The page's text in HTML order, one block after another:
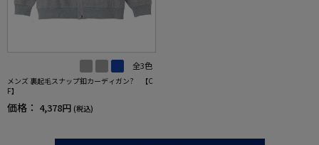
全3色
メンズ 裏起毛スナップ釦カーディガン? 【C
F】
価格： 4,378円 (税込)